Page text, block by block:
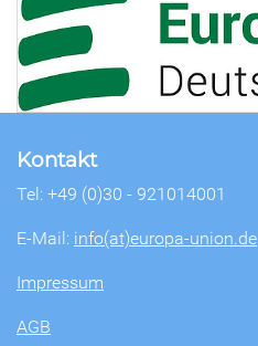
Kontakt
Tel: +49 (0)30 - 921014001
E-Mail: info(at)europa-union.de
Impressum
AGB